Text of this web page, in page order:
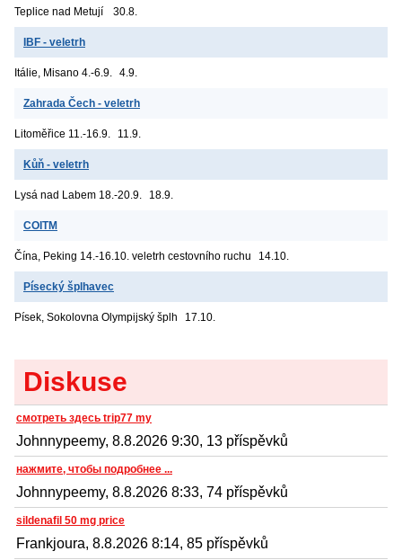
Teplice nad Metují 30.8.
IBF - veletrh
Itálie, Misano 4.-6.9. 4.9.
Zahrada Čech - veletrh
Litoměřice 11.-16.9. 11.9.
Kůň - veletrh
Lysá nad Labem 18.-20.9. 18.9.
COITM
Čína, Peking 14.-16.10. veletrh cestovního ruchu 14.10.
Písecký šplhavec
Písek, Sokolovna Olympijský šplh 17.10.
Diskuse
смотреть здесь trip77 my
Johnnypeemy, 8.8.2026 9:30, 13 příspěvků
нажмите, чтобы подробнее ...
Johnnypeemy, 8.8.2026 8:33, 74 příspěvků
sildenafil 50 mg price
Frankjoura, 8.8.2026 8:14, 85 příspěvků